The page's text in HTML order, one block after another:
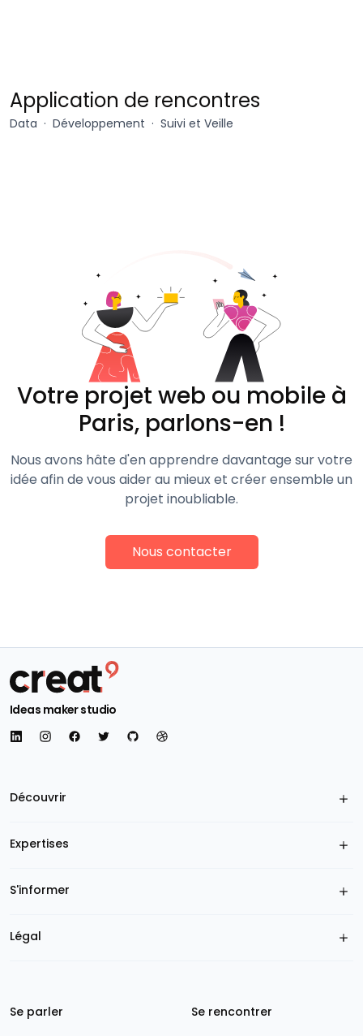
Chaperon
Application de rencontres
Data Développement Suivi et Veille
Votre projet web ou mobile à
Paris, parlons-en !
Nous avons hâte d'en apprendre davantage sur votre
idée afin de vous aider au mieux et créer ensemble un
projet inoubliable.
Nous contacter
Ideas maker studio
Découvrir
Expertises
S'informer
Légal
Se parler
Se rencontrer